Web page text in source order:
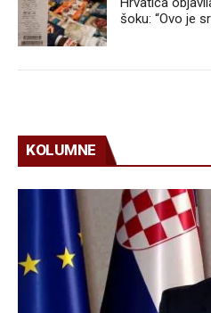
šoku: “Ovo je
KOLUMNE